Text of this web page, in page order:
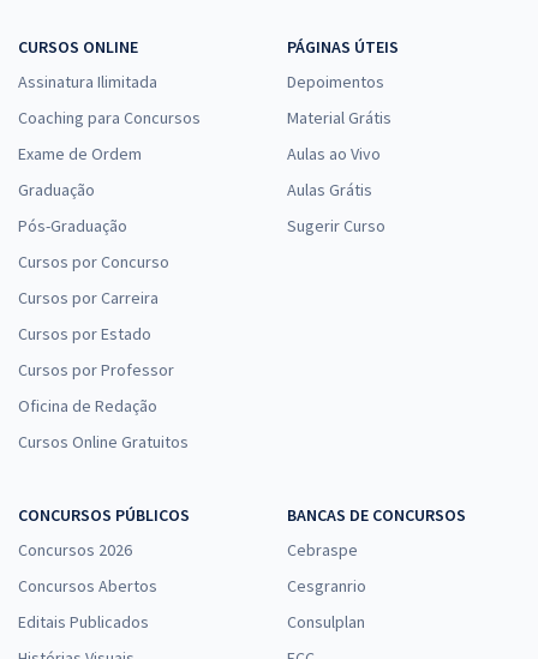
CURSOS ONLINE
Assinatura Ilimitada
Coaching para Concursos
Exame de Ordem
Graduação
Pós-Graduação
Cursos por Concurso
Cursos por Carreira
Cursos por Estado
Cursos por Professor
Oficina de Redação
Cursos Online Gratuitos
PÁGINAS ÚTEIS
Depoimentos
Material Grátis
Aulas ao Vivo
Aulas Grátis
Sugerir Curso
CONCURSOS PÚBLICOS
Concursos 2026
Concursos Abertos
Editais Publicados
BANCAS DE CONCURSOS
Cebraspe
Cesgranrio
Consulplan